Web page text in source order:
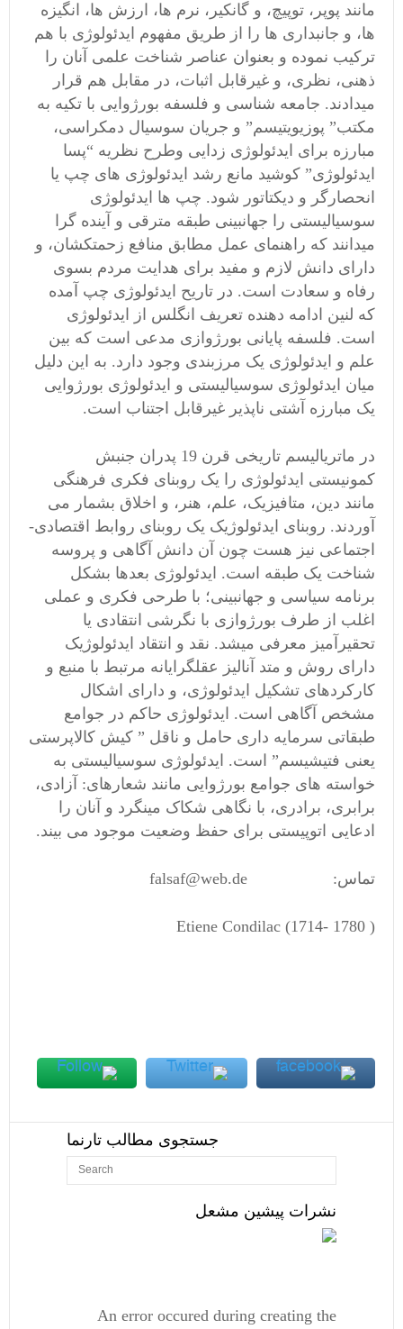
مانند پوپر، توپیچ، و گانکیر، نرم ها، ارزش ها، انگیزه
ها، و جانبداری ها را از طریق مفهوم ایدئولوژی با هم
ترکیب نموده و بعنوان عناصر شناخت علمی آنان را
ذهنی، نظری، و غیرقابل اثبات، در مقابل هم قرار
میدادند. جامعه شناسی و فلسفه بورژوایی با تکیه به
مکتب” پوزیویتیسم” و جریان سوسیال دمکراسی،
مبارزه برای ایدئولوژی زدایی وطرح نظریه “پسا
ایدئولوژی” کوشید مانع رشد ایدئولوژی های چپ یا
انحصارگر و دیکتاتور شود. چپ ها ایدئولوژی
سوسیالیستی را جهانبینی طبقه مترقی و آینده گرا
میدانند که راهنمای عمل مطابق منافع زحمتکشان، و
دارای دانش لازم و مفید برای هدایت مردم بسوی
رفاه و سعادت است. در تاریح ایدئولوژی چپ آمده
که لنین ادامه دهنده تعریف انگلس از ایدئولوژی
است. فلسفه پایانی بورژوازی مدعی است که بین
علم و ایدئولوژی یک مرزبندی وجود دارد. به این دلیل
میان ایدئولوژی سوسیالیستی و ایدئولوژی بورژوایی
یک مبارزه آشتی ناپذیر غیرقابل اجتناب است.
در ماتریالیسم تاریخی قرن 19 پدران جنبش
کمونیستی ایدئولوژی را یک روبنای فکری فرهنگی
مانند دین، متافیزیک، علم، هنر، و اخلاق بشمار می
آوردند. روبنای ایدئولوژیک یک روبنای روابط اقتصادی-
اجتماعی نیز هست چون آن دانش آگاهی و پروسه
شناخت یک طبقه است. ایدئولوژی بعدها بشکل
برنامه سیاسی و جهانبینی؛ با طرحی فکری و عملی
اغلب از طرف بورژوازی با نگرشی انتقادی یا
تحقیرآمیز معرفی میشد. نقد و انتقاد ایدئولوژیک
دارای روش و متد آنالیز عقلگرایانه مرتبط با منبع و
کارکردهای تشکیل ایدئولوژی، و دارای اشکال
مشخص آگاهی است. ایدئولوژی حاکم در جوامع
طبقاتی سرمایه داری حامل و ناقل ” کیش کالاپرستی
یعنی فتیشیسم” است. ایدئولوژی سوسیالیستی به
خواسته های جوامع بورژوایی مانند شعارهای: آزادی،
برابری، برادری، با نگاهی شکاک مینگرد و آنان را
ادعایی اتوپیستی برای حفظ وضعیت موجود می بیند.
تماس: falsaf@web.de
Etiene Condilac (1714- 1780 )
جستجوی مطالب تارنما
نشرات پیشین مشعل
An error occured during creating the